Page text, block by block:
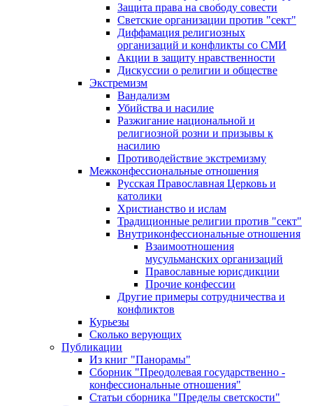
Защита права на свободу совести
Светские организации против "сект"
Диффамация религиозных
организаций и конфликты со СМИ
Акции в защиту нравственности
Дискуссии о религии и обществе
Экстремизм
Вандализм
Убийства и насилие
Разжигание национальной и
религиозной розни и призывы к
насилию
Противодействие экстремизму
Межконфессиональные отношения
Русская Православная Церковь и
католики
Христианство и ислам
Традиционные религии против "сект"
Внутриконфессиональные отношения
Взаимоотношения
мусульманских организаций
Православные юрисдикции
Прочие конфессии
Другие примеры сотрудничества и
конфликтов
Курьезы
Сколько верующих
Публикации
Из книг "Панорамы"
Сборник "Преодолевая государственно -
конфессиональные отношения"
Статьи сборника "Пределы светскости"